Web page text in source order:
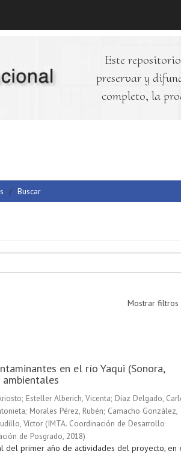
Este
preservar y
completo, la
Buscar
Mostrar filtros
en el río Yaqui (Sonora,
; Esteller Alberich, Vicenta; Díaz Delgado,
; Morales Pérez, Rubén; Camacho González,
Víctor (IMTA. Coordinación de Desarrollo
de Posgrado, 2018)
del primer año de actividades del proyecto, en